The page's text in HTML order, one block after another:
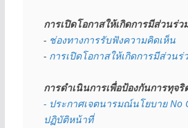
การเปิดโอกาสให้เกิดการมีส่วนร่ว
- ช่องทางการรับฟังความคิดเห็น
- การเปิดโอกาสให้เกิดการมีส่วนร่
การดำเนินการเพื่อป้องกันการทุจริ
- ประกาศเจตนารมณ์นโยบาย No
ปฏิบัติหน้าที่